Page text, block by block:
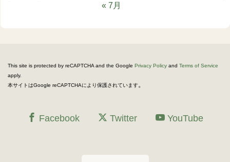
« 7月
This site is protected by reCAPTCHA and the Google Privacy Policy and Terms of Service
apply.
本サイトはGoogle reCAPTCHAにより保護されています。
Facebook Twitter YouTube